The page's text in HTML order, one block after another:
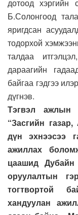
дотоод
Б.Солонгоод
яригдсан
тодорхой
талдаа
дараагийн
байгаа гэдгээ
дүгнэв.
Тэгвэл ажлын
“Засгийн
дүн эхнээсээ
ажиллах
цаашид Дубайн
оруулалтын
тогтвортой
хандуулан